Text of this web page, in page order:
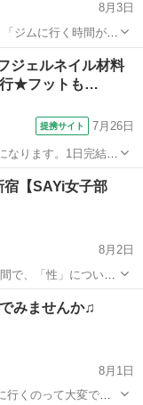
8月3日
宅が、今すぐ“専属ジ
ム”になります。 💸破格のプラン 体験：1回1,000円 継続...
ナルトレーニング
ジェルネイル材料
★フットも…
提携サイト 7月26日
なります。1日完結3
めるようになるレッ
験・初心者の方でも
宿【SAYi女子部
8月2日
みたい」 そんな
グルマザー
みませんか♫
8月1日